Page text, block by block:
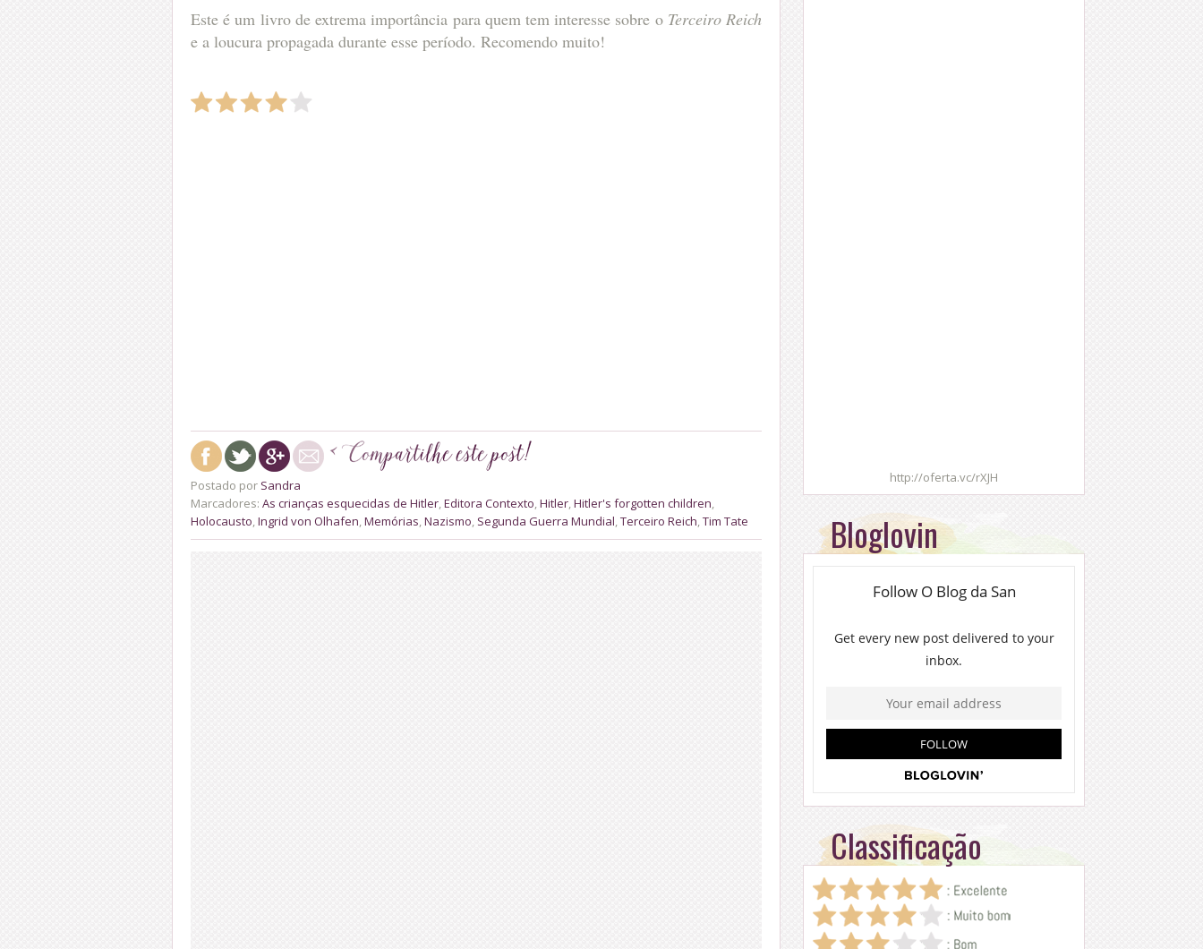
Este é um livro de extrema importância para quem tem interesse sobre o Terceiro Reich
e a loucura propagada durante esse período. Recomendo muito!
Postado por Sandra
Marcadores: As crianças esquecidas de Hitler Editora Contexto Hitler Hitler's forgotten children
Holocausto Ingrid von Olhafen Memórias Nazismo Segunda Guerra Mundial Terceiro Reich Tim Tate
http://oferta.vc/rXJH
Bloglovin
Classificação